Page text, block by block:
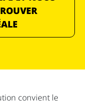
convient le